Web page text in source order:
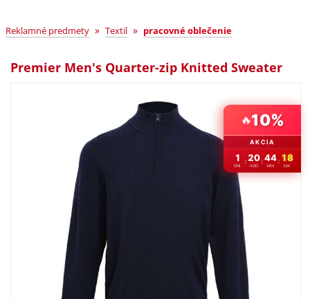
Reklamné predmety » Textil » pracovné oblečenie
Premier Men's Quarter-zip Knitted Sweater
🔥10%
AKCIA
1
DNÍ
: 20
HOD
:44
MIN
: 18
SEK